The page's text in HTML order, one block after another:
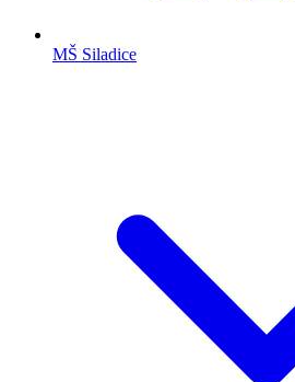
MŠ Siladice